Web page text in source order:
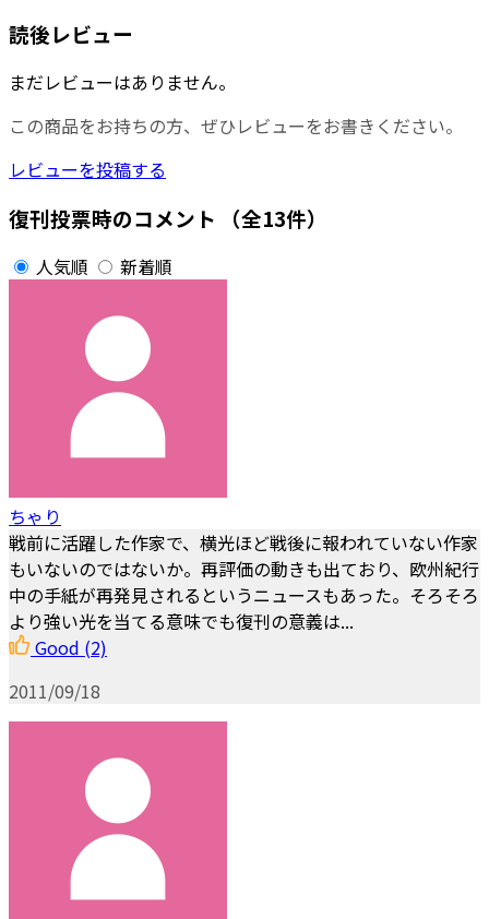
読後レビュー
まだレビューはありません。
この商品をお持ちの方、ぜひレビューをお書きください。
レビューを投稿する
復刊投票時のコメント （全13件）
人気順 新着順
ちゃり
戦前に活躍した作家で、横光ほど戦後に報われていない作家
もいないのではないか。再評価の動きも出ており、欧州紀行
中の手紙が再発見されるというニュースもあった。そろそろ
より強い光を当てる意味でも復刊の意義は...
Good (2)
2011/09/18